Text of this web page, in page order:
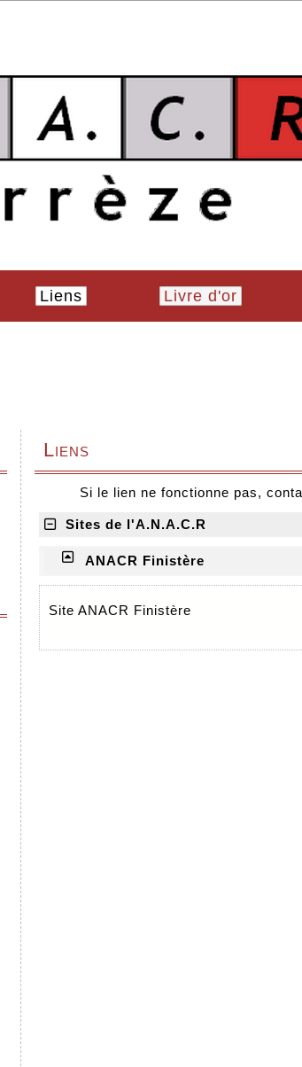
Liens Livre d'or
Liens
Si le lien ne fonctionne pas,
Sites de l'A.N.A.C.R
ANACR Finistère
Site ANACR Finistère